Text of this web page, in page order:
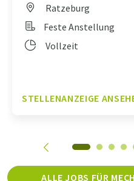
Ratzeburg
Feste Anstellung
Vollzeit
STELLENANZEIGE
ALLE JOBS FÜR